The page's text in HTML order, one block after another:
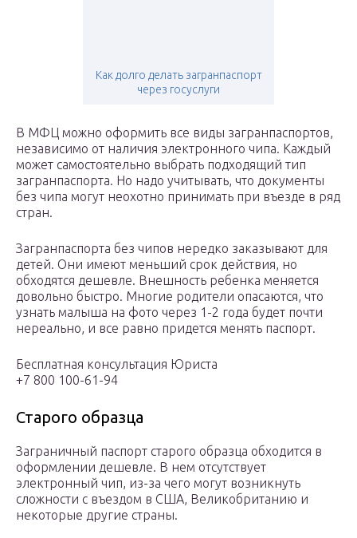
Как долго делать загранпаспорт
через госуслуги
В МФЦ можно оформить все виды загранпаспортов,
независимо от наличия электронного чипа. Каждый
может самостоятельно выбрать подходящий тип
загранпаспорта. Но надо учитывать, что документы
без чипа могут неохотно принимать при въезде в ряд
стран.
Загранпаспорта без чипов нередко заказывают для
детей. Они имеют меньший срок действия, но
обходятся дешевле. Внешность ребенка меняется
довольно быстро. Многие родители опасаются, что
узнать малыша на фото через 1-2 года будет почти
нереально, и все равно придется менять паспорт.
Бесплатная консультация Юриста
+7 800 100-61-94
Старого образца
Заграничный паспорт старого образца обходится в
оформлении дешевле. В нем отсутствует
электронный чип, из-за чего могут возникнуть
сложности с въездом в США, Великобританию и
некоторые другие страны.